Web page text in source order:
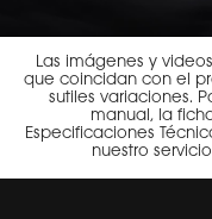
Las imágenes y
que coincidan con el
sutiles variaciones.
manual, la
Especificaciones
nuestro